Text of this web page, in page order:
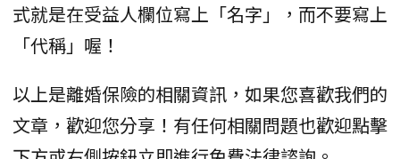
式就是在受益人欄位寫上「名字」，而不要寫上
「代稱」喔！
以上是離婚保險的相關資訊，如果您喜歡我們的
文章，歡迎您分享！有任何相關問題也歡迎點擊